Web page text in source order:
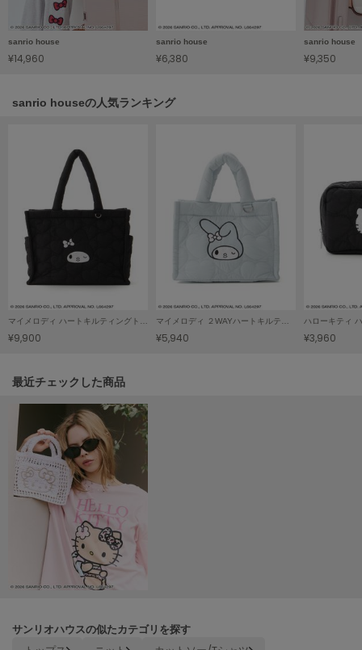
HOKA ONEONE
ホカ オネオネ
キーン
le coq sportif
ルコックスポルティフ
リリーブラウンランジェリー
LITTLE UNION TOKYO
リトルユニオン トウキョウ
made of Organics
メイドオブオーガニクス
MICHU COQUETTE
ミチュ コケット
sanrio house
¥14,960
sanrio house
¥6,380
sanrio house
¥9,350
sanrio houseの人気ランキング
マイメロディ ハートキルティングトートバッグ
¥9,900
マイメロディ ２WAYハートキルティングバッグ
¥5,940 ¥3,960
関連記事
最近チェックした商品
サンリオハウスの似たカテゴリを探す